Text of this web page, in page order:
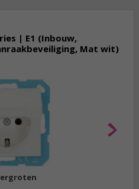
| E1 (Inbouw,
Mat wit)